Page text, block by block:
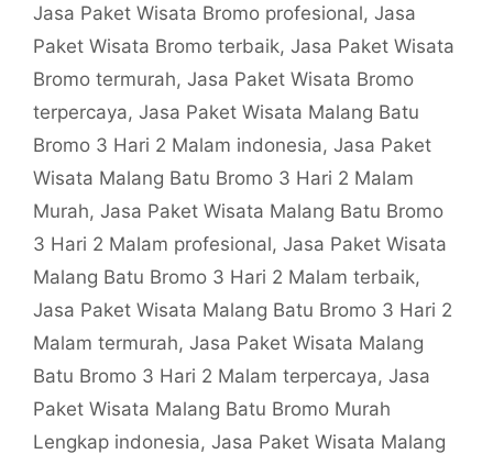
Jasa Paket Wisata Bromo profesional, Jasa
Paket Wisata Bromo terbaik, Jasa Paket Wisata
Bromo termurah, Jasa Paket Wisata Bromo
terpercaya, Jasa Paket Wisata Malang Batu
Bromo 3 Hari 2 Malam indonesia, Jasa Paket
Wisata Malang Batu Bromo 3 Hari 2 Malam
Murah, Jasa Paket Wisata Malang Batu Bromo
3 Hari 2 Malam profesional, Jasa Paket Wisata
Malang Batu Bromo 3 Hari 2 Malam terbaik,
Jasa Paket Wisata Malang Batu Bromo 3 Hari 2
Malam termurah, Jasa Paket Wisata Malang
Batu Bromo 3 Hari 2 Malam terpercaya, Jasa
Paket Wisata Malang Batu Bromo Murah
Lengkap indonesia, Jasa Paket Wisata Malang